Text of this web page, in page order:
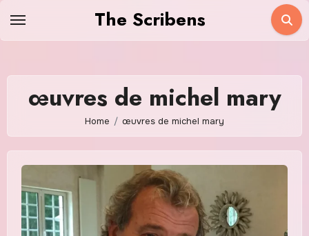
The Scribens
œuvres de michel mary
Home œuvres de michel mary